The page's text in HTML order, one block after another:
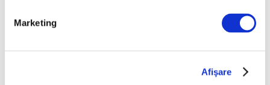
Marketing
Afişare
Noiembrie 2024